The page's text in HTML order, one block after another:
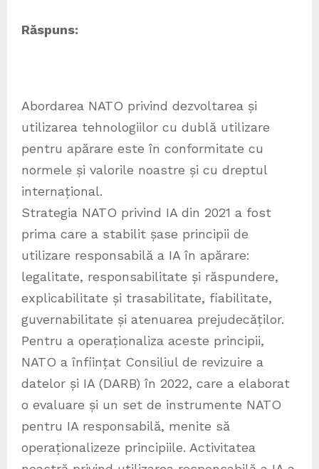
Răspuns:
Abordarea NATO privind dezvoltarea și
utilizarea tehnologiilor cu dublă utilizare
pentru apărare este în conformitate cu
normele și valorile noastre și cu dreptul
internațional.
Strategia NATO privind IA din 2021 a fost
prima care a stabilit șase principii de
utilizare responsabilă a IA în apărare:
legalitate, responsabilitate și răspundere,
explicabilitate și trasabilitate, fiabilitate,
guvernabilitate și atenuarea prejudecăților.
Pentru a operaționaliza aceste principii,
NATO a înființat Consiliul de revizuire a
datelor și IA (DARB) în 2022, care a elaborat
o evaluare și un set de instrumente NATO
pentru IA responsabilă, menite să
operaționalizeze principiile. Activitatea